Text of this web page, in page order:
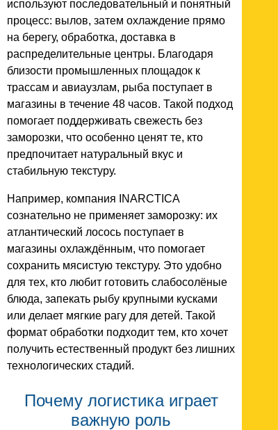
используют последовательный и понятный
процесс: вылов, затем охлаждение прямо
на берегу, обработка, доставка в
распределительные центры. Благодаря
близости промышленных площадок к
трассам и авиаузлам, рыба поступает в
магазины в течение 48 часов. Такой подход
помогает поддерживать свежесть без
заморозки, что особенно ценят те, кто
предпочитает натуральный вкус и
стабильную текстуру.
Например, компания INARCTICA
сознательно не применяет заморозку: их
атлантический лосось поступает в
магазины охлаждённым, что помогает
сохранить мясистую текстуру. Это удобно
для тех, кто любит готовить слабосолёные
блюда, запекать рыбу крупными кусками
или делает мягкие рагу для детей. Такой
формат обработки подходит тем, кто хочет
получить естественный продукт без лишних
технологических стадий.
Почему логистика играет
важную роль